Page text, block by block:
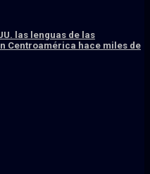
las lenguas de las
Centroamérica hace miles de